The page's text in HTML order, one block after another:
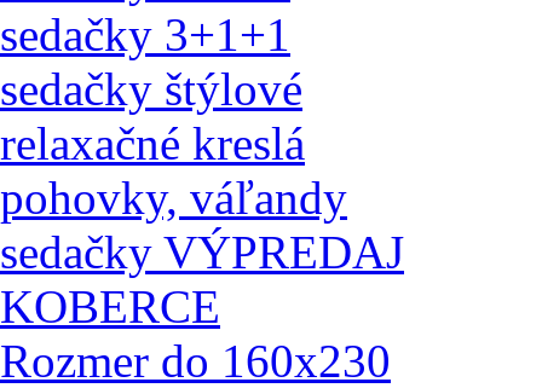
sedačky 3+1+1
sedačky štýlové
relaxačné kreslá
pohovky, váľandy
sedačky VÝPREDAJ
KOBERCE
Rozmer do 160x230